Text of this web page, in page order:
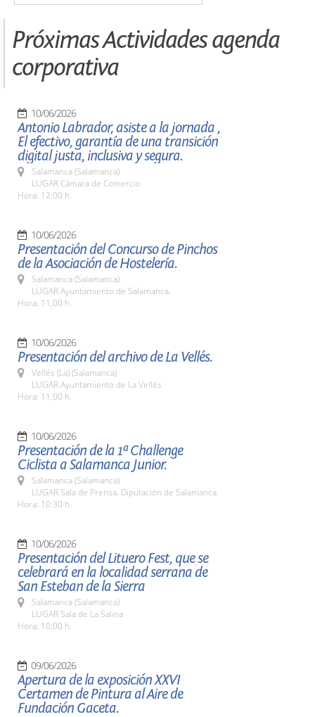
Próximas Actividades agenda
corporativa
10/06/2026
Antonio Labrador, asiste a la jornada ,
El efectivo, garantía de una transición
digital justa, inclusiva y segura.
Salamanca (Salamanca)
LUGAR Cámara de Comercio
Hora: 12:00 h.
10/06/2026
Presentación del Concurso de Pinchos
de la Asociación de Hostelería.
Salamanca (Salamanca)
LUGAR Ayuntamiento de Salamanca.
Hora: 11,00 h.
10/06/2026
Presentación del archivo de La Vellés.
Vellés (La) (Salamanca)
LUGAR Ayuntamiento de La Vellés
Hora: 11,00 h.
10/06/2026
Presentación de la 1ª Challenge
Ciclista a Salamanca Junior.
Salamanca (Salamanca)
LUGAR Sala de Prensa. Diputación de Salamanca
Hora: 10:30 h.
10/06/2026
Presentación del Lituero Fest, que se
celebrará en la localidad serrana de
San Esteban de la Sierra
Salamanca (Salamanca)
LUGAR Sala de La Salina
Hora: 10:00 h.
09/06/2026
Apertura de la exposición XXVI
Certamen de Pintura al Aire de
Fundación Gaceta.